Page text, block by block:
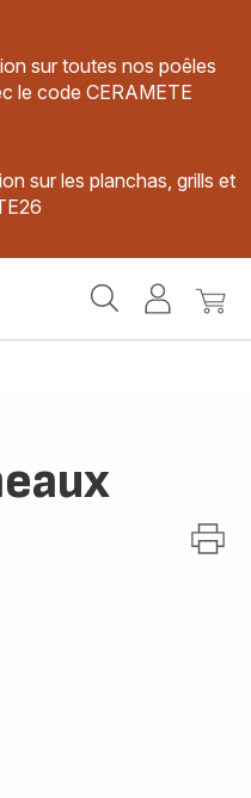
sur toutes nos poêles
le code CERAMETE
sur les planchas, grills et
MonMon